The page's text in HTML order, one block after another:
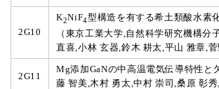
2G10
K2NiF4型構造を有する希土類酸水素
（東京工業大学,自然科学研究機構
直喜,小林 玄器,鈴木 耕太,平山 雅章,菅
2G11
Mg添加GaNの中高温電気伝導特性
藤 智美,木村 勇太,中村 崇司,桑原 彰